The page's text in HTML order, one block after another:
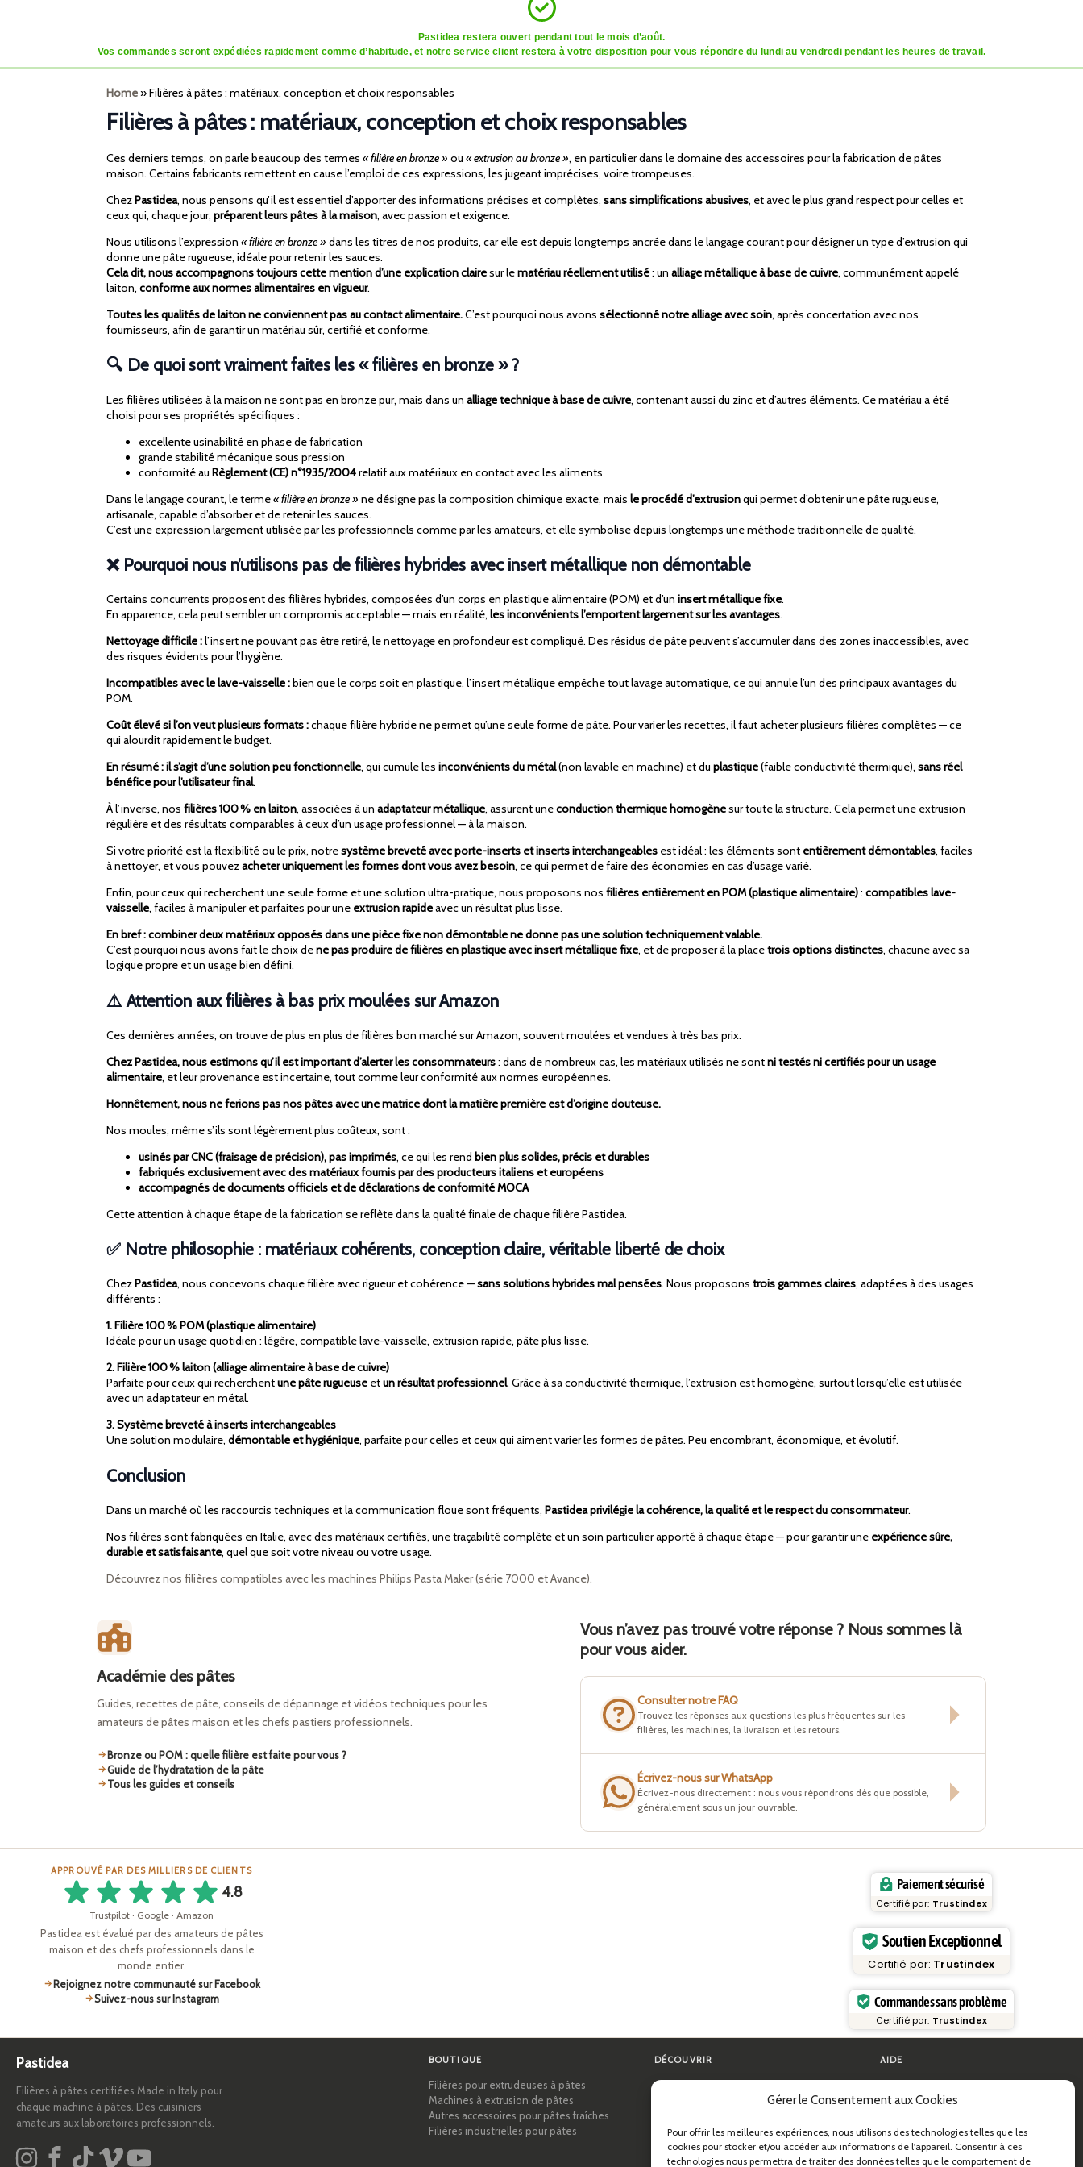
Gérer le Consentement aux Cookies
Pour offrir les meilleures expériences, nous utilisons des technologies telles que les
cookies pour stocker et/ou accéder aux informations de l'appareil. Consentir à ces
technologies nous permettra de traiter des données telles que le comportement de
Pastidea restera ouvert pendant tout le mois d’août.
Vos commandes seront expédiées rapidement comme d’habitude, et notre service client restera à votre disposition pour vous répondre du lundi au vendredi pendant les heures de travail.
Home»Filières à pâtes : matériaux, conception et choix responsables
Filières à pâtes : matériaux, conception et choix responsables
Ces derniers temps, on parle beaucoup des termes « filière en bronze » ou « extrusion au bronze », en particulier dans le domaine des accessoires pour la fabrication de pâtes
maison. Certains fabricants remettent en cause l’emploi de ces expressions, les jugeant imprécises, voire trompeuses.
ChezPastidea, nous pensons qu’il est essentiel d’apporter des informations précises et complètes, sans simplifications abusives, et avec le plus grand respect pour celles et
ceux qui, chaque jour, préparent leurs pâtes à la maison, avec passion et exigence.
Nous utilisons l’expression « filière en bronze » dans les titres de nos produits, car elle est depuis longtemps ancrée dans le langage courant pour désigner un type d’extrusion qui
donne une pâte rugueuse, idéale pour retenir les sauces.
Cela dit, nous accompagnons toujours cette mention d’une explication clairesur lematériau réellement utilisé: un alliage métallique à base de cuivre, communément appelé
laiton, conforme aux normes alimentaires en vigueur.
Toutes les qualités de laiton ne conviennent pas au contact alimentaire.C’est pourquoi nous avons sélectionné notre alliage avec soin, après concertation avec nos
fournisseurs, afin de garantir un matériau sûr, certifié et conforme.
🔍 De quoi sont vraiment faites les « filières en bronze » ?
Les filières utilisées à la maison ne sont pas en bronze pur, mais dans un alliage technique à base de cuivre, contenant aussi du zinc et d’autres éléments. Ce matériau a été
choisi pour ses propriétés spécifiques :
excellente usinabilité en phase de fabrication
grande stabilité mécanique sous pression
conformité au Règlement (CE) n°1935/2004relatif aux matériaux en contact avec les aliments
Dans le langage courant, le terme« filière en bronze » ne désigne pas la composition chimique exacte, mais le procédé d’extrusionqui permet d’obtenir une pâte rugueuse,
artisanale, capable d’absorber et de retenir les sauces.
C’est une expression largement utilisée par les professionnels comme par les amateurs, et elle symbolise depuis longtemps une méthode traditionnelle de qualité.
❌ Pourquoi nous n’utilisons pas de filières hybrides avec insert métallique non démontable
Certains concurrents proposent des filières hybrides, composées d’un corps en plastique alimentaire (POM) et d’un insert métallique fixe.
En apparence, cela peut sembler un compromis acceptable — mais en réalité, les inconvénients l’emportent largement sur les avantages.
Nettoyage difficile :l’insert ne pouvant pas être retiré, le nettoyage en profondeur est compliqué. Des résidus de pâte peuvent s’accumuler dans des zones inaccessibles, avec
des risques évidents pour l’hygiène.
Incompatibles avec le lave-vaisselle :bien que le corps soit en plastique, l’insert métallique empêche tout lavage automatique, ce qui annule l’un des principaux avantages du
POM.
Coût élevé si l’on veut plusieurs formats :chaque filière hybride ne permet qu’une seule forme de pâte. Pour varier les recettes, il faut acheter plusieurs filières complètes — ce
qui alourdit rapidement le budget.
En résumé : il s’agit d’une solution peu fonctionnelle, qui cumule les inconvénients du métal(non lavable en machine) et du plastique(faible conductivité thermique), sans réel
bénéfice pour l’utilisateur final.
À l’inverse, nos filières 100 % en laiton, associées à un adaptateur métallique, assurent uneconduction thermique homogènesur toute la structure. Cela permet une extrusion
régulière et des résultats comparables à ceux d’un usage professionnel — à la maison.
Si votre priorité est la flexibilité ou le prix, notresystème breveté avec porte-inserts et inserts interchangeables est idéal : les éléments sont entièrement démontables, faciles
à nettoyer, et vous pouvezacheter uniquement les formes dont vous avez besoin, ce qui permet de faire des économies en cas d’usage varié.
Enfin, pour ceux qui recherchent une seule forme et une solution ultra-pratique, nous proposons nos filières entièrement en POM (plastique alimentaire): compatibles lave-
vaisselle, faciles à manipuler et parfaites pour une extrusion rapideavec un résultat plus lisse.
En bref : combiner deux matériaux opposés dans une pièce fixe non démontable ne donne pas une solution techniquement valable.
C’est pourquoi nous avons fait le choix dene pas produire de filières en plastique avec insert métallique fixe, et de proposer à la placetrois options distinctes, chacune avec sa
logique propre et un usage bien défini.
⚠️ Attention aux filières à bas prix moulées sur Amazon
Ces dernières années, on trouve de plus en plus de filières bon marché sur Amazon, souvent moulées et vendues à très bas prix.
Chez Pastidea, nous estimons qu’il est important d’alerter les consommateurs: dans de nombreux cas, les matériaux utilisés ne sontni testés ni certifiés pour un usage
alimentaire, et leur provenance est incertaine, tout comme leur conformité aux normes européennes.
Honnêtement, nous ne ferions pas nos pâtes avec une matrice dont la matière première est d’origine douteuse.
Nos moules, même s’ils sont légèrement plus coûteux, sont :
usinés par CNC (fraisage de précision), pas imprimés, ce qui les rend bien plus solides, précis et durables
fabriqués exclusivement avec des matériaux fournis par des producteurs italiens et européens
accompagnés de documents officiels et de déclarations de conformité MOCA
Cette attention à chaque étape de la fabrication se reflète dans la qualité finale de chaque filière Pastidea.
✅ Notre philosophie : matériaux cohérents, conception claire, véritable liberté de choix
ChezPastidea, nous concevons chaque filière avec rigueur et cohérence —sans solutions hybrides mal pensées. Nous proposons trois gammes claires, adaptées à des usages
différents :
1. Filière 100 % POM (plastique alimentaire)
Idéale pour un usage quotidien : légère, compatible lave-vaisselle, extrusion rapide, pâte plus lisse.
2. Filière 100 % laiton (alliage alimentaire à base de cuivre)
Parfaite pour ceux qui recherchentune pâte rugueuse etun résultat professionnel. Grâce à sa conductivité thermique, l’extrusion est homogène, surtout lorsqu’elle est utilisée
avec un adaptateur en métal.
3. Système breveté à inserts interchangeables
Une solution modulaire, démontable et hygiénique, parfaite pour celles et ceux qui aiment varier les formes de pâtes. Peu encombrant, économique, et évolutif.
Conclusion
Dans un marché où les raccourcis techniques et la communication floue sont fréquents, Pastidea privilégie la cohérence, la qualité et le respect du consommateur.
Nos filières sont fabriquées en Italie, avec des matériaux certifiés, une traçabilité complète et un soin particulier apporté à chaque étape — pour garantir une expérience sûre,
durable et satisfaisante, quel que soit votre niveau ou votre usage.
Découvrez nos filières compatibles avec les machines Philips Pasta Maker (série 7000 et Avance).
Académie des pâtes
Guides, recettes de pâte, conseils de dépannage et vidéos techniques pour les
amateurs de pâtes maison et les chefs pastiers professionnels.
Bronze ou POM : quelle filière est faite pour vous ?
Guide de l’hydratation de la pâte
Tous les guides et conseils
Vous n’avez pas trouvé votre réponse ? Nous sommes là
pour vous aider.
Consulter notre FAQ
Trouvez les réponses aux questions les plus fréquentes sur les
filières, les machines, la livraison et les retours.
Écrivez-nous sur WhatsApp
Écrivez-nous directement : nous vous répondrons dès que possible,
généralement sous un jour ouvrable.
APPROUVÉ PAR DES MILLIERS DE CLIENTS
4.8
Trustpilot · Google · Amazon
Pastidea est évalué par des amateurs de pâtes
maison et des chefs professionnels dans le
monde entier.
Rejoignez notre communauté sur Facebook
Suivez-nous sur Instagram
Paiement sécurisé
Certifié par: Trustindex
Soutien Exceptionnel
Certifié par: Trustindex
Commandes sans problème
Certifié par: Trustindex
Pastidea
Filières à pâtes certifiées Made in Italy pour
chaque machine à pâtes. Des cuisiniers
amateurs aux laboratoires professionnels.
BOUTIQUE
Filières pour extrudeuses à pâtes
Machines à extrusion de pâtes
Autres accessoires pour pâtes fraîches
Filières industrielles pour pâtes
DÉCOUVRIR
Certifications
Recettes
Professionnels & B2B
À propos de Pastidea
AIDE
Contactez-nous
Infos livraison
Retours